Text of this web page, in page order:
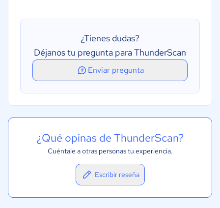
¿Tienes dudas?
Déjanos tu pregunta para ThunderScan
Enviar pregunta
¿Qué opinas de ThunderScan?
Cuéntale a otras personas tu experiencia.
Escribir reseña